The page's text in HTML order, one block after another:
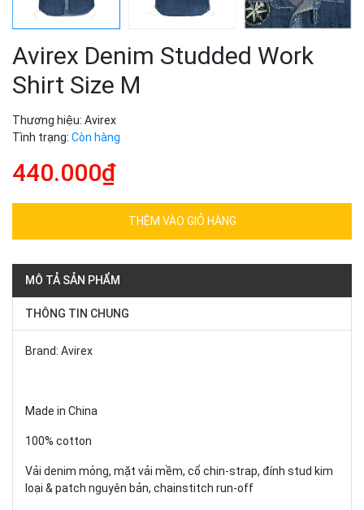
Avirex Denim Studded Work
Shirt Size M
Thương hiệu: Avirex
Tình trạng: Còn hàng
440.000₫
THÊM VÀO GIỎ HÀNG
MÔ TẢ SẢN PHẨM
THÔNG TIN CHUNG
Brand: Avirex
Made in China
100% cotton
Vải denim mỏng, mặt vải mềm, cổ chin-strap, đính stud kim
loại & patch nguyên bản, chainstitch run-off